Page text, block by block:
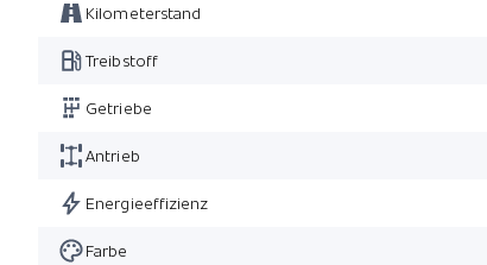
Kilometerstand
Treibstoff
Getriebe
Antrieb
Energieeffizienz
Farbe